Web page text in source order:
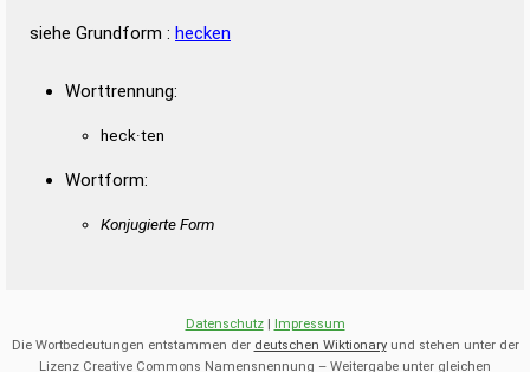
siehe Grundform : hecken
Worttrennung:
heck·ten
Wortform:
Konjugierte Form
Datenschutz| Impressum
Die Wortbedeutungen entstammen der deutschen Wiktionaryund stehen unter der
Lizenz Creative Commons Namensnennung – Weitergabe unter gleichen